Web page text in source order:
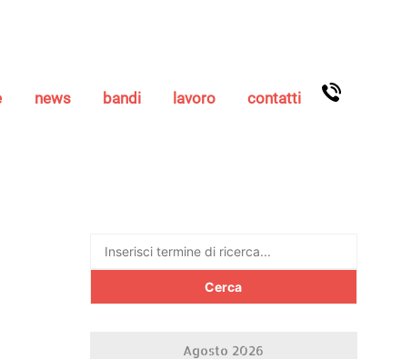
news bandi lavoro contatti
Ricerca
Agosto 2026